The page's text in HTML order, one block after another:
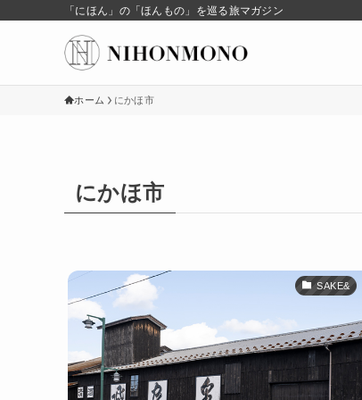
「にほん」の「ほんもの」を巡る旅マガジン
ホーム にかほ市
にかほ市
SAKE&